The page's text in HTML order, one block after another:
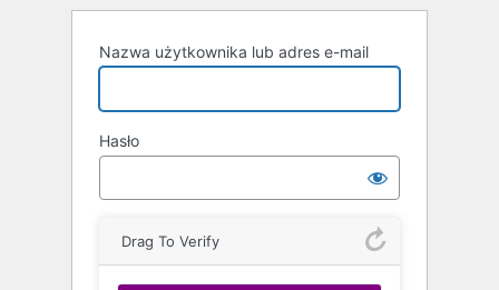
Nazwa użytkownika lub adres e-mail
Hasło
Drag To Verify